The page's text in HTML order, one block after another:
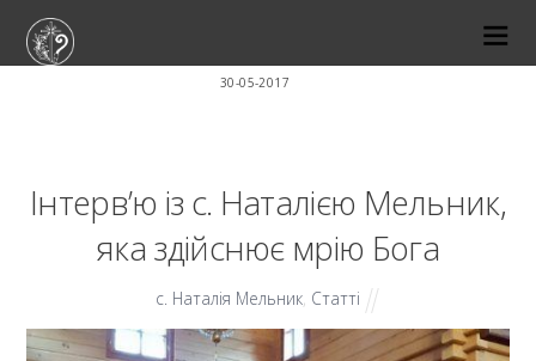
30-05-2017
Інтерв’ю із с. Наталією Мельник,
яка здійснює мрію Бога
с. Наталія Мельник, Статті